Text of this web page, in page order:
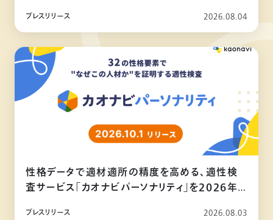
プレスリリース 2026.08.04
性格データで適材適所の精度を高める、適性検
査サービス「カオナビパーソナリティ」を2026年
プレスリリース 2026.08.03